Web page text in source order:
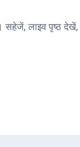
सहेजें, लाइव पृष्ठ